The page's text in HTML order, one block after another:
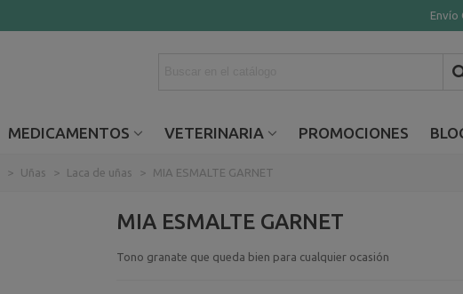
Envío
MEDICAMENTOS VETERINARIA PROMOCIONES
> Uñas > Laca de uñas > MIA ESMALTE GARNET
MIA ESMALTE GARNET
Tono granate que queda bien para cualquier ocasión